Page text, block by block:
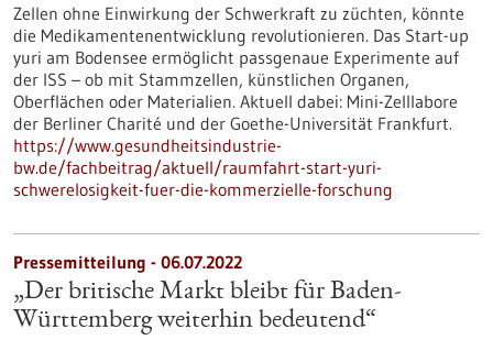
Zellen ohne Einwirkung der Schwerkraft zu züchten, könnte
die Medikamentenentwicklung revolutionieren. Das Start-up
yuri am Bodensee ermöglicht passgenaue Experimente auf
der ISS – ob mit Stammzellen, künstlichen Organen,
Oberflächen oder Materialien. Aktuell dabei: Mini-Zelllabore
der Berliner Charité und der Goethe-Universität Frankfurt.
https://www.gesundheitsindustrie-
bw.de/fachbeitrag/aktuell/raumfahrt-start-yuri-
schwerelosigkeit-fuer-die-kommerzielle-forschung
Pressemitteilung - 06.07.2022
„Der britische Markt bleibt für Baden-
Württemberg weiterhin bedeutend“